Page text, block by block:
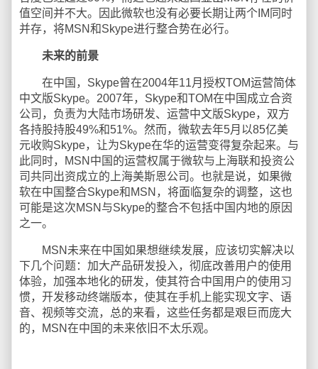
值空间并不大。因此微软也没有必要长期让两个IM同时
并存，将MSN和Skype进行整合势在必行。
未来的前景
在中国，Skype曾在2004年11月授权TOM运营简体
中文版Skype。2007年，Skype和TOM在中国成立合资
公司，负责为大陆市场研发、运营中文版Skype，双方
各持股持股49%和51%。然而，微软去年5月以85亿美
元收购Skype，让为Skype在华的运营变得复杂起来。与
此同时，MSN中国的运营权属于微软与上海联和投资公
司共同出资成立的上海美斯恩公司。也就是说，如果微
软在中国整合Skype和MSN，将面临复杂的调整，这也
可能是这次MSN与Skype的整合不包括中国内地的原因
之一。
MSN未来在中国如果想继续发展，应该切实解决以
下几个问题：加大产品研发投入，彻底改善用户的使用
体验，加强本地化的研发，使其符合中国用户的使用习
惯，开发移动终端版本，使其在手机上能实现文字、语
音、视频等交流，总的来看，这些任务都是艰巨而庞大
的，MSN在中国的未来依旧不太乐观。